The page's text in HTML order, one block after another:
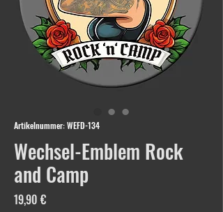
Artikelnummer: WEFD-134
Wechsel-Emblem Rock
and Camp
19,90 €Preis